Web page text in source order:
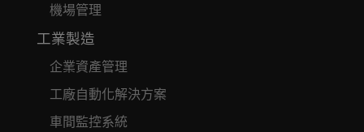
機場管理
工業製造
企業資產管理
工廠自動化解決方案
車間監控系統